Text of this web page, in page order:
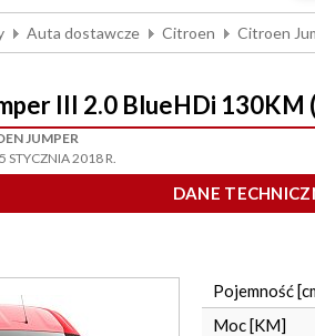
Auta dostawcze Citroen Citroen
III 2.0 BlueHDi 130KM
JUMPER
STYCZNIA 2018 R.
DANE
Pojemność
Moc [KM]